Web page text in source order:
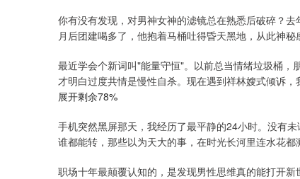
你有没有发现，对男神女神的滤镜总在熟悉后破碎？
月后团建喝多了，他抱着马桶吐得昏天黑地，从此神
最近学会个新词叫"能量守恒"。以前总当情绪垃圾桶，
才明白过度共情是慢性自杀。现在遇到祥林嫂式倾诉
展开剩余78%
手机突然黑屏那天，我经历了最平静的24小时。没有
谁都能转，那些以为天大的事，在时光长河里连水花
职场十年最颠覆认知的，是发现男性思维真的能打开